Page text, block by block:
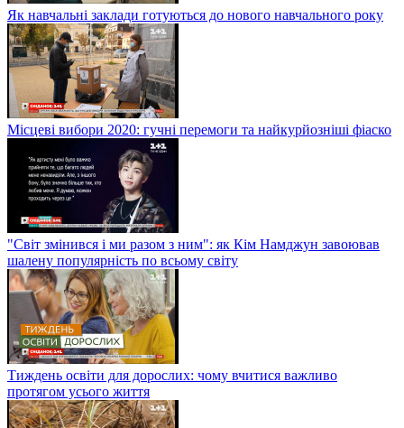
Як навчальні заклади готуються до нового навчального року
Місцеві вибори 2020: гучні перемоги та найкурйозніші фіаско
"Світ змінився і ми разом з ним": як Кім Намджун завоював
шалену популярність по всьому світу
Тиждень освіти для дорослих: чому вчитися важливо
протягом усього життя